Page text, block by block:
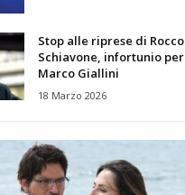
Stop alle riprese di Rocco
Schiavone, infortunio per
Marco Giallini
18 Marzo 2026